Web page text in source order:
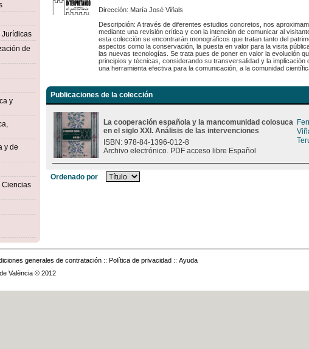
Jurídicas
de
y
y de
Ciencias
Dirección: María José Viñals
Descripción: A través de diferentes estudios concretos, nos
mediante una revisión crítica y con la intención de comunicar al
esta colección se encontrarán monográficos que tratan tanto del
aspectos como la conservación, la puesta en valor para la visita
las nuevas tecnologías. Se trata pues de poner en valor la evolución
principios y técnicas, considerando su transversalidad y la
una herramienta efectiva para la comunicación, a la comunidad
Publicaciones de la colección
La cooperación española y la mancomunidad colosuca
en el siglo XXI. Análisis de las intervenciones
ISBN: 978-84-1396-012-8
Archivo electrónico. PDF acceso libre Español
Ordenado por
generales de contratación :: Política de privacidad :: Ayuda
València © 2012